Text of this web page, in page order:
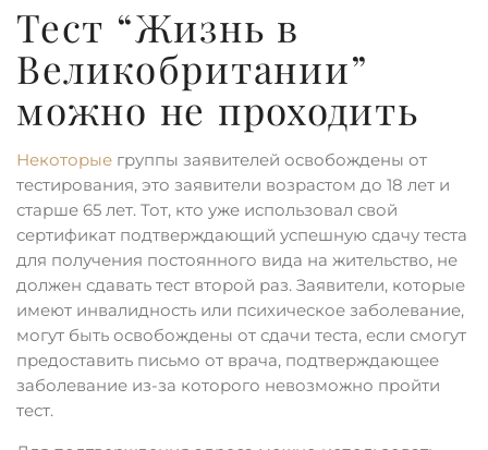
Тест “Жизнь в
Великобритании”
можно не проходить
Некоторые группы заявителей освобождены от
тестирования, это заявители возрастом до 18 лет и
старше 65 лет. Тот, кто уже использовал свой
сертификат подтверждающий успешную сдачу теста
для получения постоянного вида на жительство, не
должен сдавать тест второй раз. Заявители, которые
имеют инвалидность или психическое заболевание,
могут быть освобождены от сдачи теста, если смогут
предоставить письмо от врача, подтверждающее
заболевание из-за которого невозможно пройти
тест.